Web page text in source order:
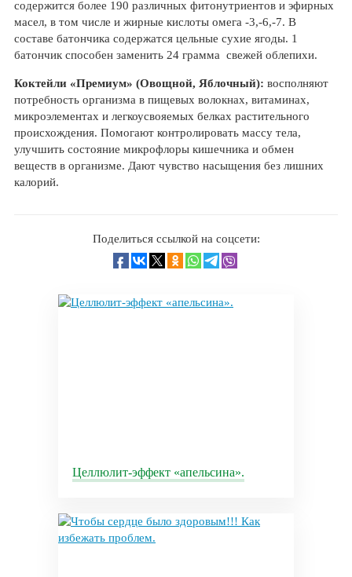
содержится более 190 различных фитонутриентов и эфирных
масел, в том числе и жирные кислоты омега -3,-6,-7. В
составе батончика содержатся цельные сухие ягоды. 1
батончик способен заменить 24 грамма свежей облепихи.
Коктейли «Премиум» (Овощной, Яблочный): восполняют
потребность организма в пищевых волокнах, витаминах,
микроэлементах и легкоусвояемых белках растительного
происхождения. Помогают контролировать массу тела,
улучшить состояние микрофлоры кишечника и обмен
веществ в организме. Дают чувство насыщения без лишних
калорий.
Поделиться ссылкой на соцсети:
Целлюлит-эффект «апельсина».